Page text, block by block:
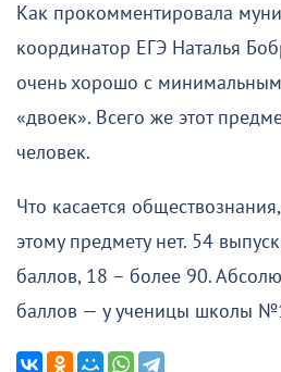
Как прокомментировала
координатор ЕГЭ Наталья
очень хорошо с
«двоек». Всего же этот
человек.
Что касается
этому предмету нет. 54
баллов, 18 – более 90.
баллов — у ученицы школы